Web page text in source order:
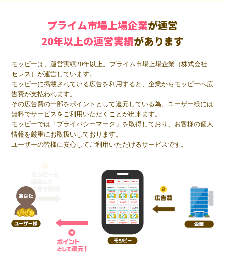
プライム市場上場企業が運営
20年以上の運営実績があります
モッピーは、運営実績20年以上。プライム市場上場企業（株式会社
セレス）が運営しています。
モッピーに掲載されている広告を利用すると、企業からモッピーへ広
告費が支払われます。
その広告費の一部をポイントとして還元している為、ユーザー様には
無料でサービスをご利用いただくことが出来ます。
モッピーでは「プライバシーマーク」を取得しており、お客様の個人
情報を厳重にお取扱いしております。
ユーザーの皆様に安心してご利用いただけるサービスです。